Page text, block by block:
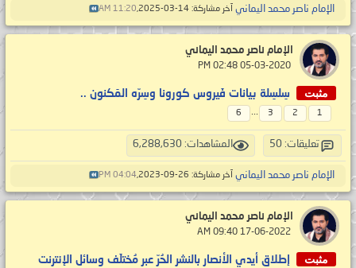
الإمام ناصر محمد اليماني آخر مشاركة: 14-03-2025, 11:20 AM
الإمام ناصر محمد اليماني
مثبت سِلسِلة بيانات فَيروس كورونا وسِرّه المَكنون ..
1
2
3
...
6
تعليقات: 50 المشاهدات: 6,288,630
الإمام ناصر محمد اليماني آخر مشاركة: 26-09-2023, 04:04 PM
الإمام ناصر محمد اليماني
مثبت
إطلاق أيدي الأنصار بالنشر الحُرّ عبر مُختلَف وسائل الإنترنت